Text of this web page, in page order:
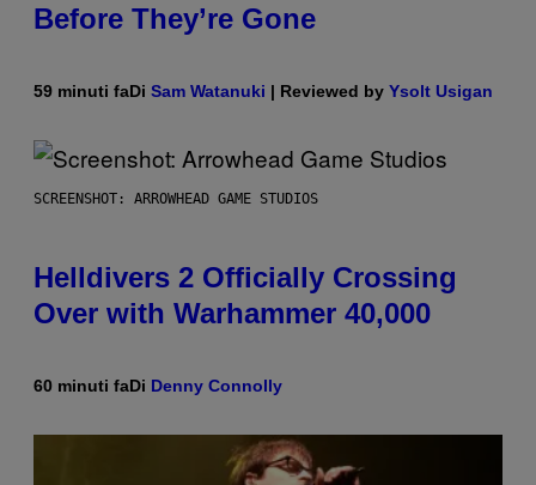
Before They’re Gone
59 minuti faDi Sam Watanuki | Reviewed by Ysolt Usigan
SCREENSHOT: ARROWHEAD GAME STUDIOS
Helldivers 2 Officially Crossing
Over with Warhammer 40,000
60 minuti faDi Denny Connolly